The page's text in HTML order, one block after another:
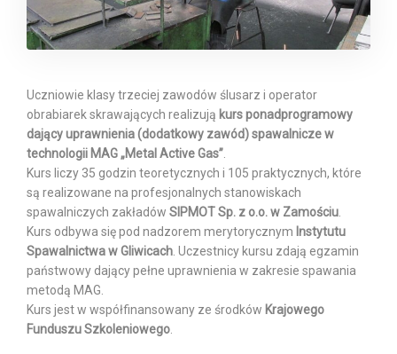
Uczniowie klasy trzeciej zawodów ślusarz i operator
obrabiarek skrawających realizują kurs ponadprogramowy
dający uprawnienia (dodatkowy zawód) spawalnicze w
technologii MAG „Metal Active Gas”
Kurs liczy 35 godzin teoretycznych i 105 praktycznych, które
są realizowane na profesjonalnych stanowiskach
spawalniczych zakładów SIPMOT Sp. z o.o. w Zamościu
Kurs odbywa się pod nadzorem merytorycznym Instytutu
Spawalnictwa w Gliwicach . Uczestnicy kursu zdają egzamin
państwowy dający pełne uprawnienia w zakresie spawania
metodą MAG.
Kurs jest w współfinansowany ze środków Krajowego
Funduszu Szkoleniowego